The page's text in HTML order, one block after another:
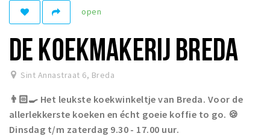
Winkelgebieden
Bezienswaardigheden
Musea, theaters & podia
Uitjes & activiteiten
Toeristische routes
open
DE KOEKMAKERIJ BREDA
Sint Annastraat 6, Breda
👨🏻‍🍳 Het leukste koekwinkeltje van Breda. Voor de
allerlekkerste koeken en écht goeie koffie to go. 🍪
Dinsdag t/m zaterdag 9.30 - 17.00 uur.